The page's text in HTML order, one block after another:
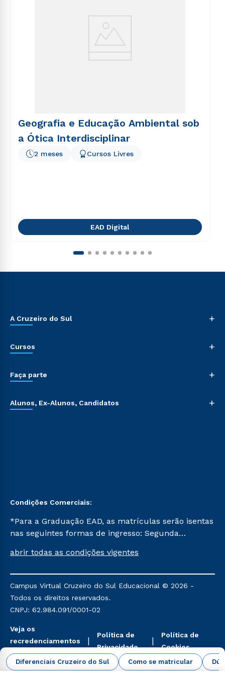
Diferenciais Cruzeiro do Sul Como se matricular
Geografia e Educação Ambiental sob
a Ótica Interdisciplinar
2 meses Cursos Livres
EAD Digital
A Cruzeiro do Sul +
Cursos +
Faça parte +
Alunos, Ex-Alunos, Candidatos +
Condições Comerciais:
*Para a Graduação EAD, as matrículas serão isentas
nas seguintes formas de ingresso: Segunda
Já para as demais, a taxa de matrícula será de R$
mencionadas são referentes aos cursos: Ensino
Religioso, Geografia para a Docência e Metodologia
do Ensino de História: Questões Atuais.
abrir todas as condições vigentes
Campus Virtual Cruzeiro do Sul Educacional © 2026 -
Todos os direitos reservados.
CNPJ: 62.984.091/0001-02
Veja os
recredenciamentos
aqui
Política de
Privacidade
Política de
Cookies